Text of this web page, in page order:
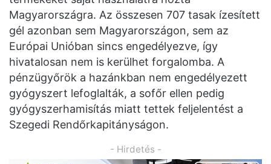
Magyarországra. Az összesen 707 tasak ízesített
gél azonban sem Magyarországon, sem az
Európai Unióban sincs engedélyezve, így
hivatalosan nem is kerülhet forgalomba. A
pénzügyőrök a hazánkban nem engedélyezett
gyógyszert lefoglalták, a sofőr ellen pedig
gyógyszerhamisítás miatt tettek feljelentést a
Szegedi Rendőrkapitányságon.
- Hirdetés -